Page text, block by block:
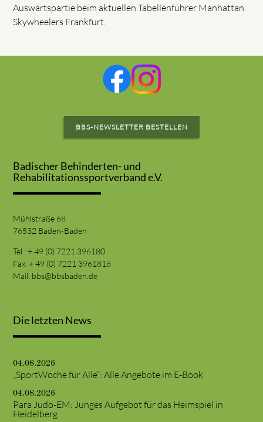
Auswärtspartie beim aktuellen Tabellenführer Manhattan
Skywheelers Frankfurt.
BBS-NEWSLETTER BESTELLEN
Badischer Behinderten- und
Rehabilitationssportverband e.V.
Mühlstraße 68
76532 Baden-Baden
Tel.: + 49 (0) 7221 396180
Fax: + 49 (0) 7221 3961818
Mail: bbs@bbsbaden.de
Die letzten News
04.08.2026
„SportWoche für Alle“: Alle Angebote im E-Book
04.08.2026
Para Judo-EM: Junges Aufgebot für das Heimspiel in
Heidelberg